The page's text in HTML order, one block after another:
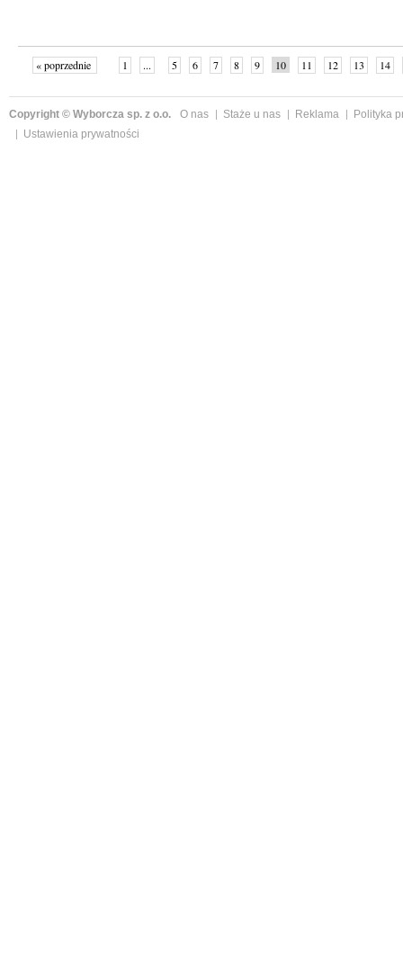
« poprzednie 1 ... 5 6 7 8 9 10 11 12 13 14
Copyright © Wyborcza sp. z o.o. O nas Staże u nas Reklama
Polityka
Ustawienia prywatności